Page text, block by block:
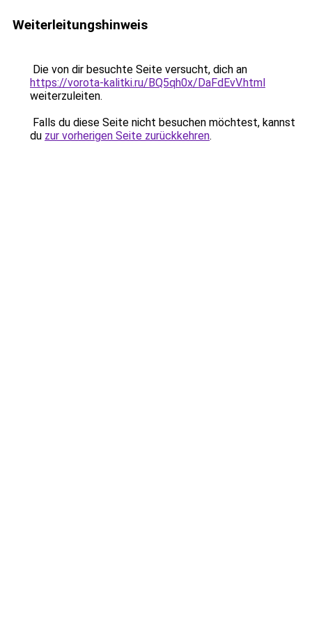
Weiterleitungshinweis
Die von dir besuchte Seite versucht, dich an
https://vorota-kalitki.ru/BQ5qh0x/DaFdEvV.html
weiterzuleiten.
Falls du diese Seite nicht besuchen möchtest, kannst
du zur vorherigen Seite zurückkehren.